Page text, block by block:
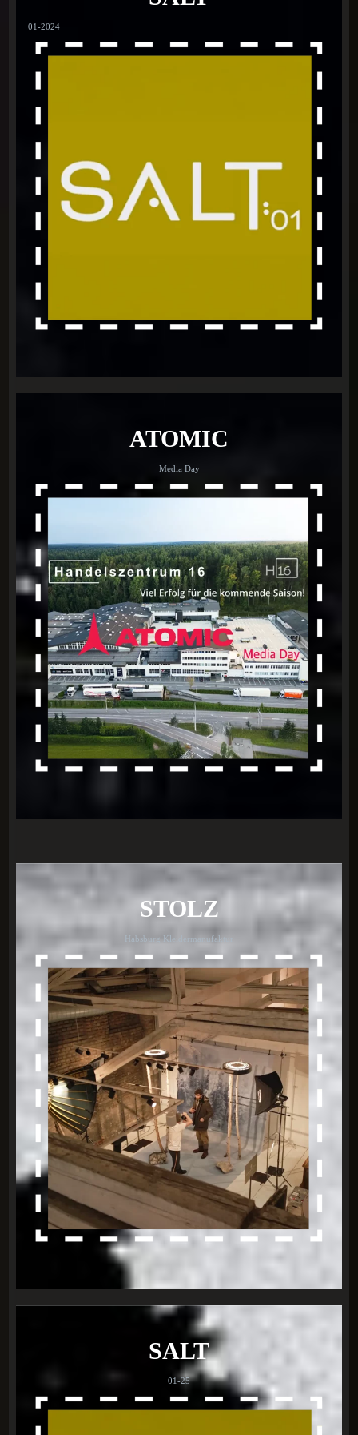
01-2024
ATOMIC
Media Day
STOLZ
Habsburg Kleidermanufaktur
SALT
01-25